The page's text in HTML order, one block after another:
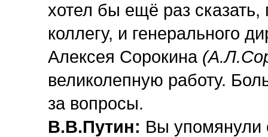
хотел бы ещё раз сказать,
коллегу, и генерального
Алексея Сорокина
великолепную работу.
за вопросы.
В.В.Путин: Вы упомянули